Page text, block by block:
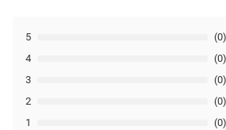
1 (0)
2 (0)
3 (0)
4 (0)
5 (0)